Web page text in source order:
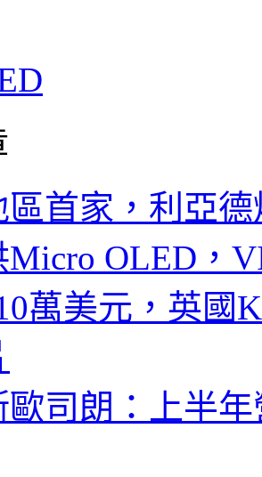
區首家，利亞
Micro OLED，
萬美元，英國
歐司朗：上半